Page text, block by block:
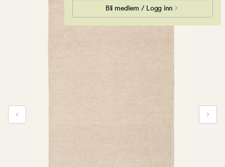
Bli medlem / Logg inn